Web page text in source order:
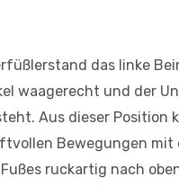
das linke
waagerecht und der
Aus dieser Position
Bewegungen mit
ruckartig nach